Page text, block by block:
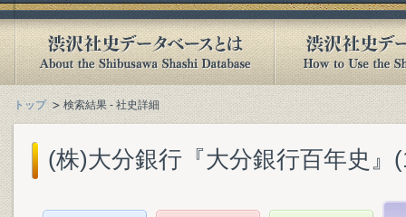
トップ 検索結果 - 社史詳細
(株)大分銀行『大分銀行百年史』